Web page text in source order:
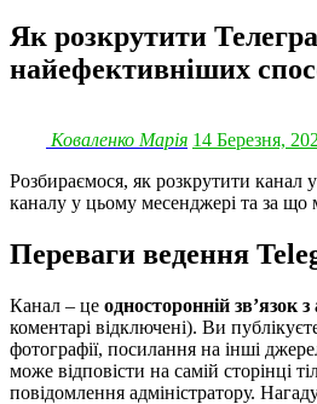
Як розкрутити
найефективніших
Коваленко Марія 14 Березня,
Розбираємося, як розкрутити канал
каналу у цьому месенджері та за
Переваги ведення
Канал – це односторонній зв’язок з
коментарі відключені). Ви
фотографії, посилання на інші
може відповісти на самій сторінці
повідомлення адміністратору.